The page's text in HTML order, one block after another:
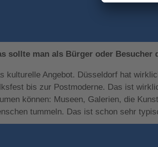
sollte man als Bürger oder Besucher
kulturelle Angebot. Düsseldorf hat
bis zur Postmoderne. Das ist
können: Museen, Galerien, die
tummeln. Das ist schon sehr